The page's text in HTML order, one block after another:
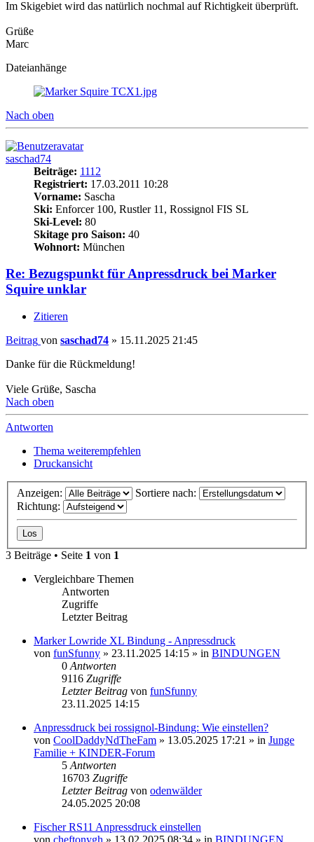
Im Skigebiet wird das natürlich nochmal auf Richtigkeit überprüft.
Grüße
Marc
Dateianhänge
Nach oben
saschad74
Beiträge: 1112
Registriert: 17.03.2011 10:28
Vorname: Sascha
Ski: Enforcer 100, Rustler 11, Rossignol FIS SL
Ski-Level: 80
Skitage pro Saison: 40
Wohnort: München
Re: Bezugspunkt für Anpressdruck bei Marker
Squire unklar
Zitieren
Beitrag von saschad74 » 15.11.2025 21:45
Danke für die Rückmeldung!
Viele Grüße, Sascha
Nach oben
Antworten
Thema weiterempfehlen
Druckansicht
Anzeigen:
Sortiere nach:
Richtung:
3 Beiträge • Seite 1 von 1
Vergleichbare Themen
Antworten
Zugriffe
Letzter Beitrag
Marker Lowride XL Bindung - Anpressdruck
von funSfunny » 23.11.2025 14:15 » in BINDUNGEN
0 Antworten
9116 Zugriffe
Letzter Beitrag von funSfunny
23.11.2025 14:15
Anpressdruck bei rossignol-Bindung: Wie einstellen?
von CoolDaddyNdTheFam » 13.05.2025 17:21 » in Junge
Familie + KINDER-Forum
5 Antworten
16703 Zugriffe
Letzter Beitrag von odenwälder
24.05.2025 20:08
Fischer RS11 Anpressdruck einstellen
von cheftonygh » 13.02.2025 08:34 » in BINDUNGEN